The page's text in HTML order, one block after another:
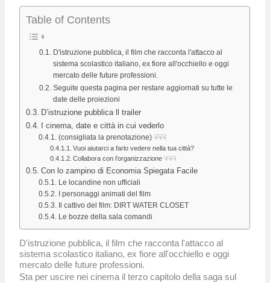
Table of Contents
D'istruzione pubblica, il film che racconta l'attacco al
sistema scolastico italiano, ex fiore all'occhiello e oggi
mercato delle future professioni.
Seguite questa pagina per restare aggiornati su tutte le
date delle proiezioni
D’istruzione pubblica ll trailer
I cinema, date e città in cui vederlo
(consigliata la prenotazione) ☟☟☟
Vuoi aiutarci a farlo vedere nella tua città?
Collabora con l’organizzazione ☟☟☟
Con lo zampino di Economia Spiegata Facile
Le locandine non ufficiali
I personaggi animati del film
Il cattivo del film: DIRT WATER CLOSET
Le bozze della sala comandi
D'istruzione pubblica, il film che racconta l'attacco al
sistema scolastico italiano, ex fiore all'occhiello e oggi
mercato delle future professioni.
Sta per uscire nei cinema il terzo capitolo della saga sul